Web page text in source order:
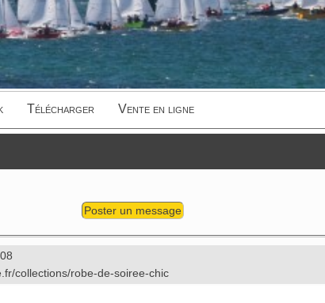
Télécharger Vente en ligne
Poster un message
collections/robe-de-soiree-chic